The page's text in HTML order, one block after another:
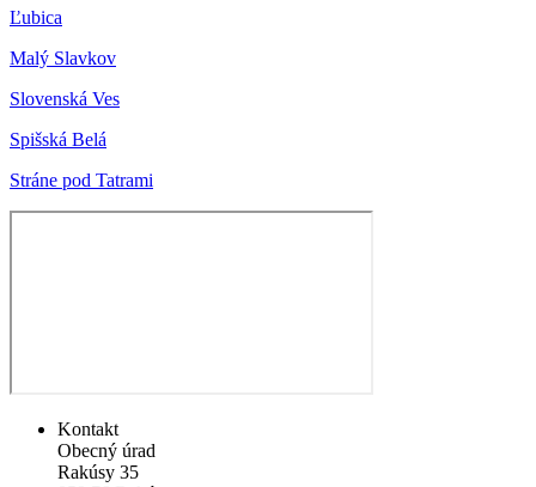
Ľubica
Malý Slavkov
Slovenská Ves
Spišská Belá
Stráne pod Tatrami
Kontakt
Obecný úrad
Rakúsy 35